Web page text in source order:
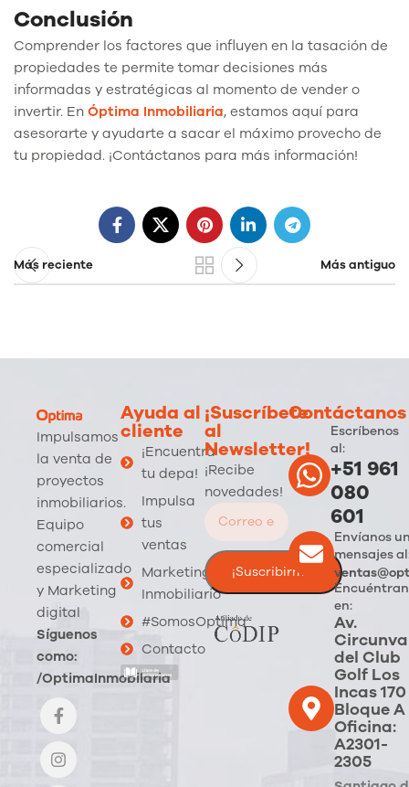
Conclusión
Comprender los factores que influyen en la tasación de
propiedades te permite tomar decisiones más
informadas y estratégicas al momento de vender o
invertir. En Óptima Inmobiliaria, estamos aquí para
asesorarte y ayudarte a sacar el máximo provecho de
tu propiedad. ¡Contáctanos para más información!
Más reciente Más antiguo
Impulsamos
la venta de
proyectos
inmobiliarios.
Equipo
comercial
especializado
y Marketing
digital
Síguenos
como:
/OptimaInmobilaria
Ayuda al
cliente
¡Encuentra
tu depa!
Impulsa
tus
ventas
Marketing
Inmobiliario
#SomosOptima
Contacto
¡Suscríbete
al
Newsletter!
¡Recibe
novedades!
Contáctanos
Escríbenos
al:
+51 961
080
601
Envíanos
mensajes
en:
Av.
del Club
Golf Los
Incas 170
Bloque A
Oficina:
A2301-
2305